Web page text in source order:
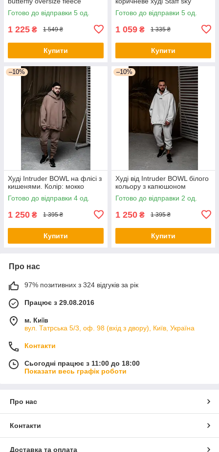
Готово до відправки 5 од.
1 225 ₴ 1 549 ₴
Купити
Готово до відправки 5 од.
1 059 ₴ 1 335 ₴
Купити
–10%
Худі Intruder BOWL на флісі з
кишенями. Колір: мокко
Готово до відправки 4 од.
1 250 ₴ 1 395 ₴
Купити
–10%
Худі від Intruder BOWL білого
кольору з капюшоном
Готово до відправки 2 од.
1 250 ₴ 1 395 ₴
Купити
Про нас
97% позитивних з 324 відгуків за рік
Працює з 29.08.2016
м. Київ
вул. Татрська 5/3, оф. 98 (вхід з двору), Київ, Україна
Контакти
Сьогодні працює з 11:00 до 18:00
Показати весь графік роботи
Про нас
Контакти
Доставка та оплата